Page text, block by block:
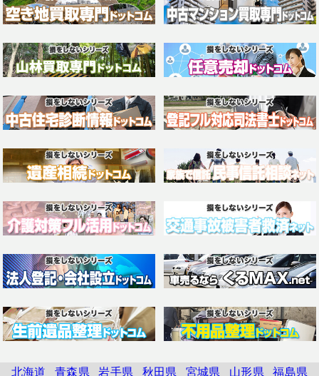
北海道 青森県 岩手県 秋田県 宮城県 山形県 福島県